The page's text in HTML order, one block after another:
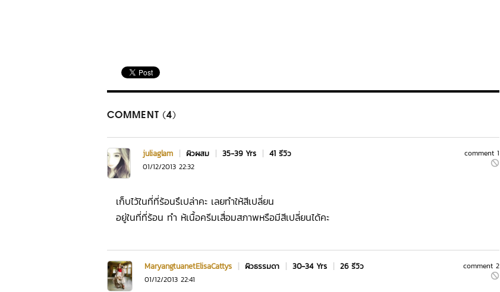
COMMENT (4)
comment 1
juliaglam | ผิวผสม | 35-39 Yrs | 41 รีวิว
01/12/2013 22:32
เก็บไว้ในที่ที่ร้อนรึเปล่าคะ เลยทำให้สีเปลี่ยน
อยู่ในที่ที่ร้อน ทำ ห้เนื้อครีมเสื่อมสภาพหรือมีสีเปลี่ยนได้คะ
comment 2
MaryangtuanetElisaCattys | ผิวธรรมดา | 30-34 Yrs | 26 รีวิว
01/12/2013 22:41